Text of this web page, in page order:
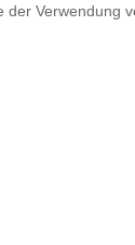
Verwendung